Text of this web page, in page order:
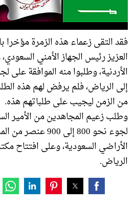
فقد التقى زعماء هذه الزمرة مؤخرا
العزيز رئيس الجهاز الأمني
الأردنية، وطلبوا منه الموافقة
إلى الرياض، فلم يرفض لهم هذه
من الزمن ليجيب على طلباتهم هذه.
وطلب زعيم المجاهدين من الأمير
لجوء نحو 800 إلى
الأراضي السعودية، وعلى افتتاح
الرياض.